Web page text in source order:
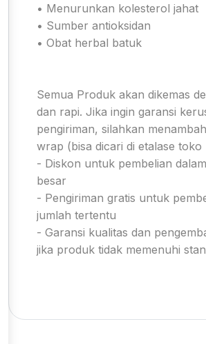
• Menurunkan kolesterol jahat
• Sumber antioksidan
• Obat herbal batuk
Semua Produk akan dikemas
dan rapi. Jika ingin garansi
pengiriman, silahkan
wrap (bisa dicari di etalase toko
- Diskon untuk pembelian
besar
- Pengiriman gratis untuk
jumlah tertentu
- Garansi kualitas dan
jika produk tidak memenuhi